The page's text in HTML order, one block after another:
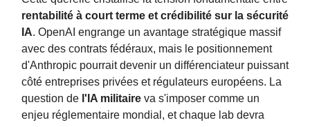
rentabilité à court terme et crédibilité sur la sécurité
IA. OpenAI engrange un avantage stratégique massif
avec des contrats fédéraux, mais le positionnement
d'Anthropic pourrait devenir un différenciateur puissant
côté entreprises privées et régulateurs européens. La
question de l'IA militaire va s'imposer comme un
enjeu réglementaire mondial, et chaque lab devra